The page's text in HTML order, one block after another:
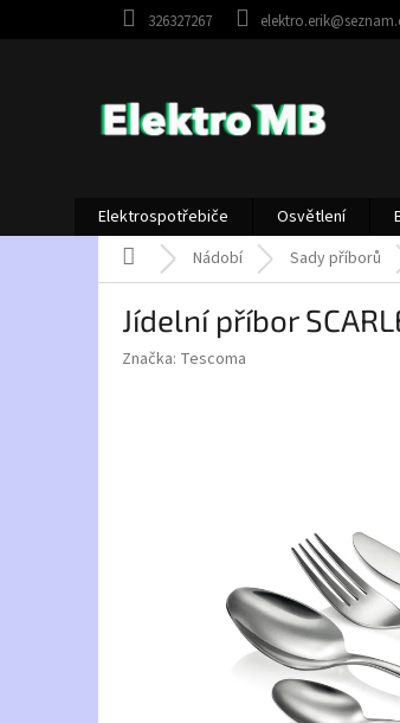
326327267
Elektrospotřebiče Osvětlení
Domů
Nádobí Sady příborů
Jídelní příbor
Značka: Tescoma